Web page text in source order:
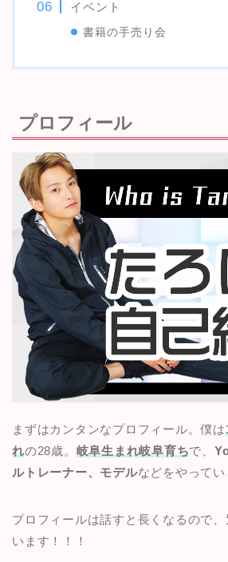
イベント
書籍の手売り会
プロフィール
まずはカンタンなプロフィール。僕は
れの28歳。 岐阜生まれ岐阜育ちで、
ルトレーナー、モデルなどをやってい
プロフィールは話すと長くなるので
います！！！